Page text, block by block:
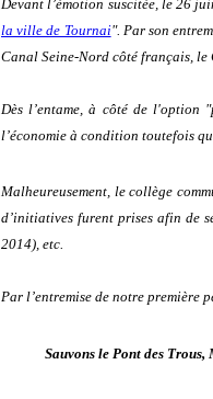
Devant l’émotion suscitée, le 26
la ville de Tournai". Par son
Canal Seine-Nord côté français, le
Dès l’entame, à côté de l'option
l’économie à condition toutefois
Malheureusement, le collège
d’initiatives furent prises afin de
2014), etc.
Par l’entremise de notre première
Sauvons le Pont des